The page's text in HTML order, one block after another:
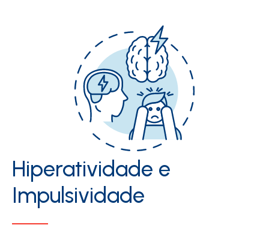
Hiperatividade e
Impulsividade